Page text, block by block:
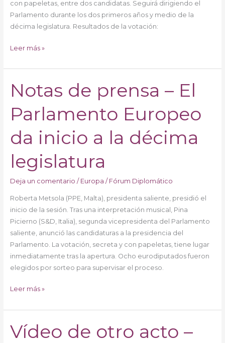
con papeletas, entre dos candidatas. Seguirá dirigiendo el
Parlamento durante los dos primeros años y medio de la
décima legislatura. Resultados de la votación:
Leer más »
Notas de prensa – El
Parlamento Europeo
da inicio a la décima
legislatura
Deja un comentario / Europa / Fórum Diplomático
Roberta Metsola (PPE, Malta), presidenta saliente, presidió el
inicio de la sesión. Tras una interpretación musical, Pina
Picierno (S&D, Italia), segunda vicepresidenta del Parlamento
saliente, anunció las candidaturas a la presidencia del
Parlamento. La votación, secreta y con papeletas, tiene lugar
inmediatamente tras la apertura. Ocho eurodiputados fueron
elegidos por sorteo para supervisar el proceso.
Notas
de
prensa
–
Parlamento
Europeo
da
inicio
la
décima
legislatura
Leer más »
Vídeo de otro acto –
Vídeo
de